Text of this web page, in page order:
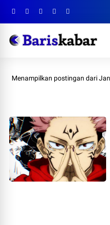
Menampilkan postingan dari